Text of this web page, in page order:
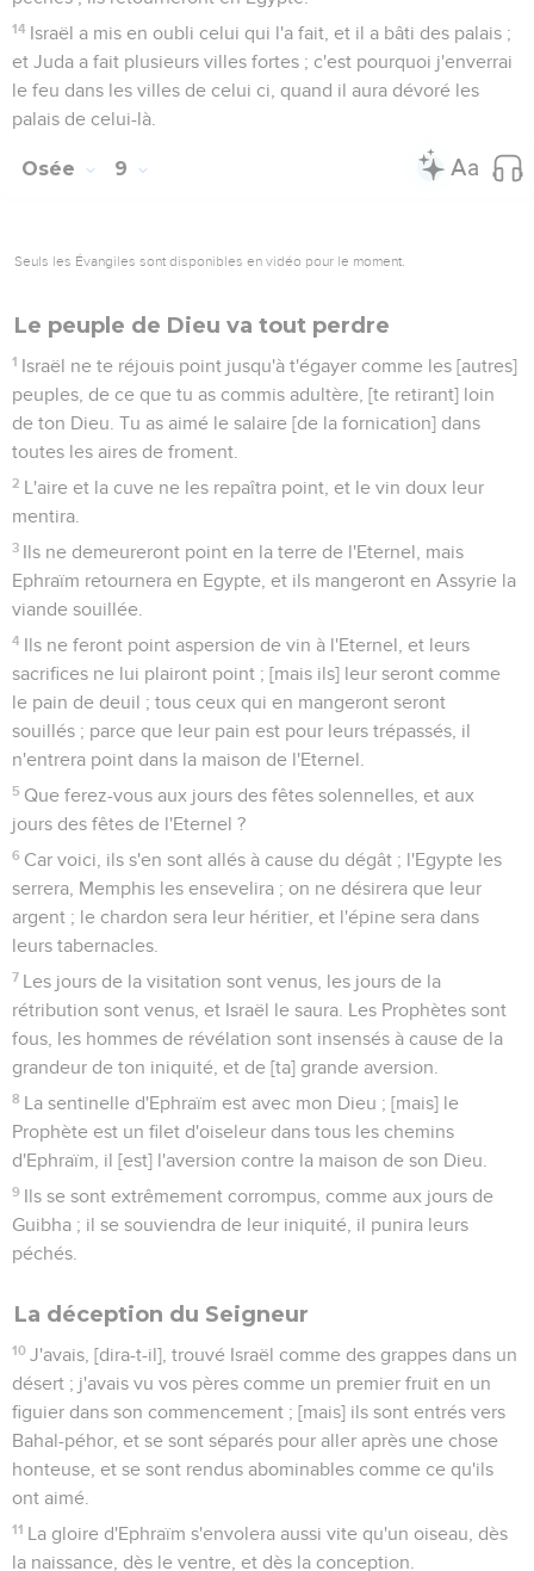
14 Israël a mis en oubli celui qui l'a fait, et il a bâti des palais ;
et Juda a fait plusieurs villes fortes ; c'est pourquoi j'enverrai
le feu dans les villes de celui ci, quand il aura dévoré les
palais de celui-là.
Osée 9
Seuls les Évangiles sont disponibles en vidéo pour le moment.
Le peuple de Dieu va tout perdre
1 Israël ne te réjouis point jusqu'à t'égayer comme les [autres]
peuples, de ce que tu as commis adultère, [te retirant] loin
de ton Dieu. Tu as aimé le salaire [de la fornication] dans
toutes les aires de froment.
2 L'aire et la cuve ne les repaîtra point, et le vin doux leur
mentira.
3 Ils ne demeureront point en la terre de l'Eternel, mais
Ephraïm retournera en Egypte, et ils mangeront en Assyrie la
viande souillée.
4 Ils ne feront point aspersion de vin à l'Eternel, et leurs
sacrifices ne lui plairont point ; [mais ils] leur seront comme
le pain de deuil ; tous ceux qui en mangeront seront
souillés ; parce que leur pain est pour leurs trépassés, il
n'entrera point dans la maison de l'Eternel.
5 Que ferez-vous aux jours des fêtes solennelles, et aux
jours des fêtes de l'Eternel ?
6 Car voici, ils s'en sont allés à cause du dégât ; l'Egypte les
serrera, Memphis les ensevelira ; on ne désirera que leur
argent ; le chardon sera leur héritier, et l'épine sera dans
leurs tabernacles.
7 Les jours de la visitation sont venus, les jours de la
rétribution sont venus, et Israël le saura. Les Prophètes sont
fous, les hommes de révélation sont insensés à cause de la
grandeur de ton iniquité, et de [ta] grande aversion.
8 La sentinelle d'Ephraïm est avec mon Dieu ; [mais] le
Prophète est un filet d'oiseleur dans tous les chemins
d'Ephraïm, il [est] l'aversion contre la maison de son Dieu.
9 Ils se sont extrêmement corrompus, comme aux jours de
Guibha ; il se souviendra de leur iniquité, il punira leurs
péchés.
La déception du Seigneur
10 J'avais, [dira-t-il], trouvé Israël comme des grappes dans un
désert ; j'avais vu vos pères comme un premier fruit en un
figuier dans son commencement ; [mais] ils sont entrés vers
Bahal-péhor, et se sont séparés pour aller après une chose
honteuse, et se sont rendus abominables comme ce qu'ils
ont aimé.
11 La gloire d'Ephraïm s'envolera aussi vite qu'un oiseau, dès
la naissance, dès le ventre, et dès la conception.